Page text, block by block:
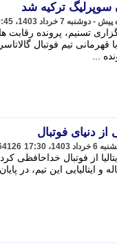
سوپرلیگ ترکیه شد
قهرمانی تیم فوتبال
...
دنیای فوتبال
از فوتبال خداحافظی